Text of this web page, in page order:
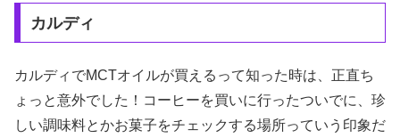
カルディ
カルディでMCTオイルが買えるって知った時は、正直ち
ょっと意外でした！コーヒーを買いに行ったついでに、珍
しい調味料とかお菓子をチェックする場所っていう印象だ